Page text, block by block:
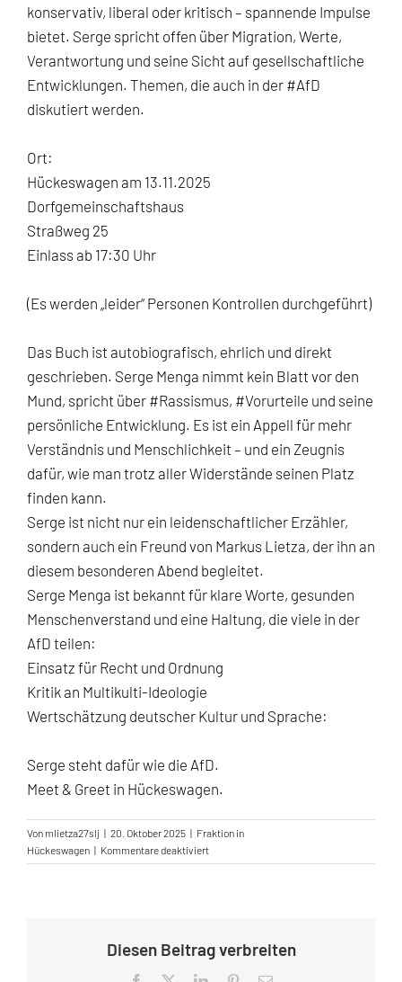
konservativ, liberal oder kritisch – spannende Impulse
bietet. Serge spricht offen über Migration, Werte,
Verantwortung und seine Sicht auf gesellschaftliche
Entwicklungen. Themen, die auch in der #AfD
diskutiert werden.
Ort:
Hückeswagen am 13.11.2025
Dorfgemeinschaftshaus
Straßweg 25
Einlass ab 17:30 Uhr
(Es werden „leider“ Personen Kontrollen durchgeführt)
Das Buch ist autobiografisch, ehrlich und direkt
geschrieben. Serge Menga nimmt kein Blatt vor den
Mund, spricht über #Rassismus, #Vorurteile und seine
persönliche Entwicklung. Es ist ein Appell für mehr
Verständnis und Menschlichkeit – und ein Zeugnis
dafür, wie man trotz aller Widerstände seinen Platz
finden kann.
Serge ist nicht nur ein leidenschaftlicher Erzähler,
sondern auch ein Freund von Markus Lietza, der ihn an
diesem besonderen Abend begleitet.
Serge Menga ist bekannt für klare Worte, gesunden
Menschenverstand und eine Haltung, die viele in der
AfD teilen:
Einsatz für Recht und Ordnung
Kritik an Multikulti-Ideologie
Wertschätzung deutscher Kultur und Sprache:
Serge steht dafür wie die AfD.
Meet & Greet in Hückeswagen.
Von mlietza27slj | 20. Oktober 2025 | Fraktion in
Hückeswagen | Kommentare deaktiviertfür
Serge
Diesen Beitrag verbreiten